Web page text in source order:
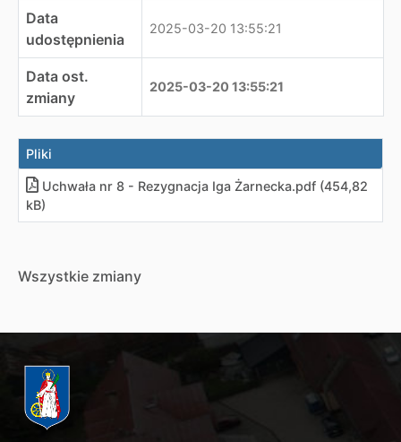
Data
udostępnienia
2025-03-20 13:55:21
Data ost.
zmiany
2025-03-20 13:55:21
Pliki
Uchwała nr 8 - Rezygnacja Iga Żarnecka.pdf (454,82
kB)
Wszystkie zmiany